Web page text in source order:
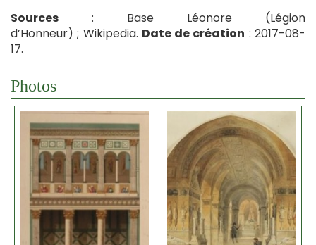
Sources : Base Léonore (Légion
d’Honneur) ; Wikipedia. Date de création : 2017-08-
17.
Photos